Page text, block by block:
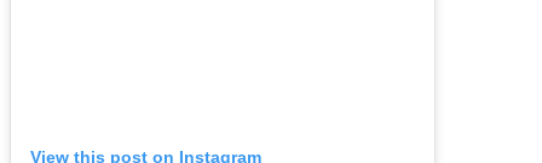
View this post on Instagram